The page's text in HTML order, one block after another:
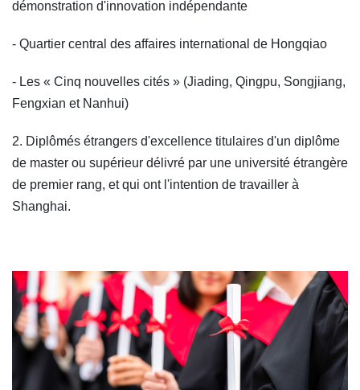
démonstration d'innovation indépendante
- Quartier central des affaires international de Hongqiao
- Les « Cinq nouvelles cités » (Jiading, Qingpu, Songjiang,
Fengxian et Nanhui)
2. Diplômés étrangers d'excellence titulaires d'un diplôme
de master ou supérieur délivré par une université étrangère
de premier rang, et qui ont l'intention de travailler à
Shanghai.